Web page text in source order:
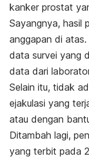
kanker prostat
Sayangnya, hasil
anggapan di
data survei yang
data dari
Selain itu, tidak
ejakulasi yang
atau dengan
Ditambah lagi,
yang terbit pada